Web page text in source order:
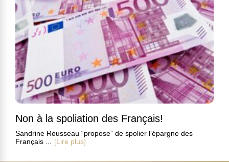
Non à la spoliation des Français!
Sandrine Rousseau “propose” de spolier l’épargne des
Français ...
[Lire plus]